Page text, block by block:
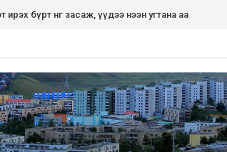
бүрт өнгөө засаж, үүдээ нээн угтана аа